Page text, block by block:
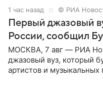
1 час назад © РИА
Первый джазовый
России, сообщил
МОСКВА, 7 авг — РИА
джазовый вуз, который
артистов и музыкальных